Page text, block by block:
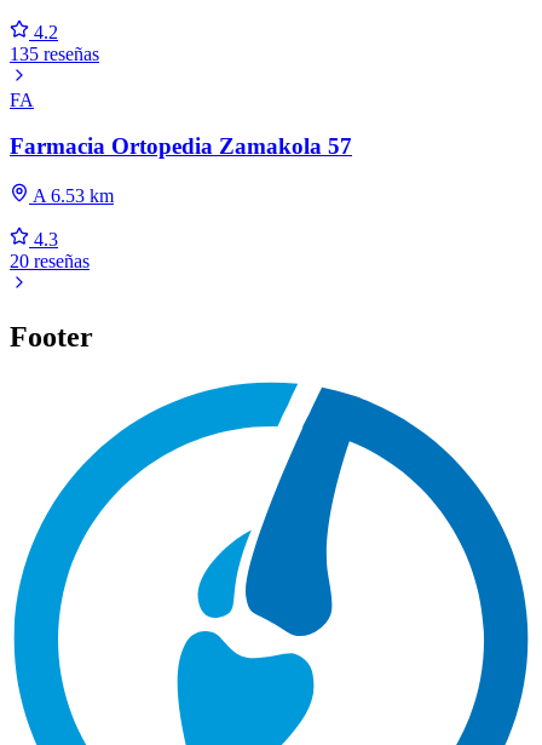
4.2
135 reseñas
FA
Farmacia Ortopedia Zamakola 57
A 6.53 km
4.3
20 reseñas
Footer